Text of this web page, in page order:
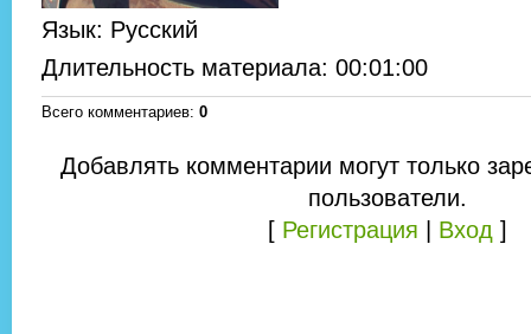
Язык: Русский
Длительность материала: 00:01:00
Всего комментариев: 0
Добавлять комментарии могут только
пользователи.
[ Регистрация Вход ]